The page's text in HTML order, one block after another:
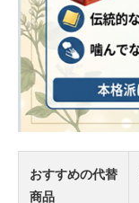
おすすめの代替
商品